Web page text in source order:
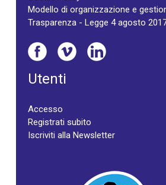
Modello di organizzazione e
Trasparenza - Legge 4 agosto
Utenti
Accesso
Registrati subito
Iscriviti alla Newsletter